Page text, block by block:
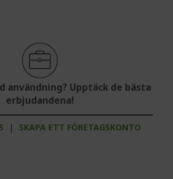
användning? Upptäck de bästa
erbjudandena!
| SKAPA ETT FÖRETAGSKONTO